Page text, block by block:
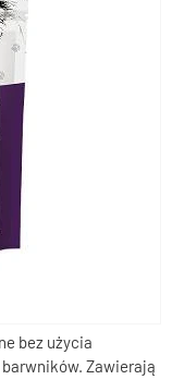
bez użycia
Zawierają